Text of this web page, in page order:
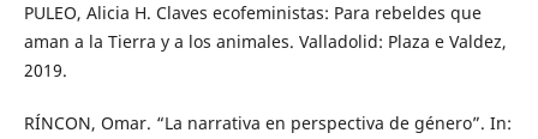
PULEO, Alicia H. Claves ecofeministas: Para rebeldes que
aman a la Tierra y a los animales. Valladolid: Plaza e Valdez,
2019.
RÍNCON, Omar. “La narrativa en perspectiva de género”. In: